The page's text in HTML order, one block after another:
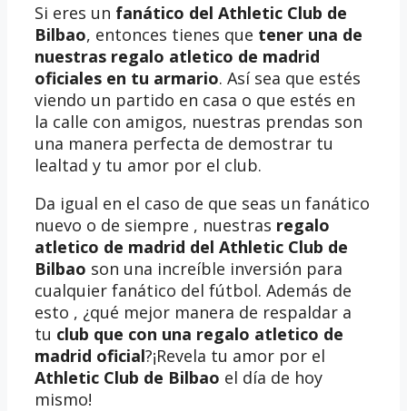
Si eres un fanático del Athletic Club de
Bilbao, entonces tienes que tener una de
nuestras regalo atletico de madrid
oficiales en tu armario. Así sea que estés
viendo un partido en casa o que estés en
la calle con amigos, nuestras prendas son
una manera perfecta de demostrar tu
lealtad y tu amor por el club.
Da igual en el caso de que seas un fanático
nuevo o de siempre , nuestras regalo
atletico de madrid del Athletic Club de
Bilbao son una increíble inversión para
cualquier fanático del fútbol. Además de
esto , ¿qué mejor manera de respaldar a
tu club que con una regalo atletico de
madrid oficial?¡Revela tu amor por el
Athletic Club de Bilbao el día de hoy
mismo!